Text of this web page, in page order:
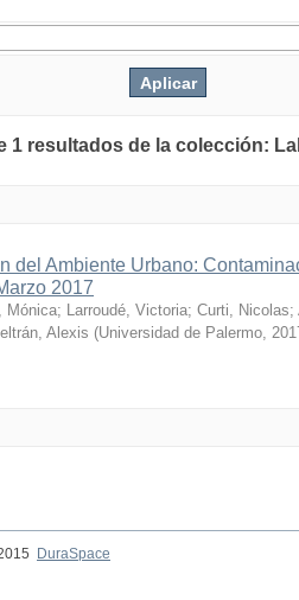
1 resultados de la colección:
del Ambiente Urbano:
2017
Mónica; Larroudé, Victoria; Curti, Nicolas;
Alexis (Universidad de Palermo,
DuraSpace